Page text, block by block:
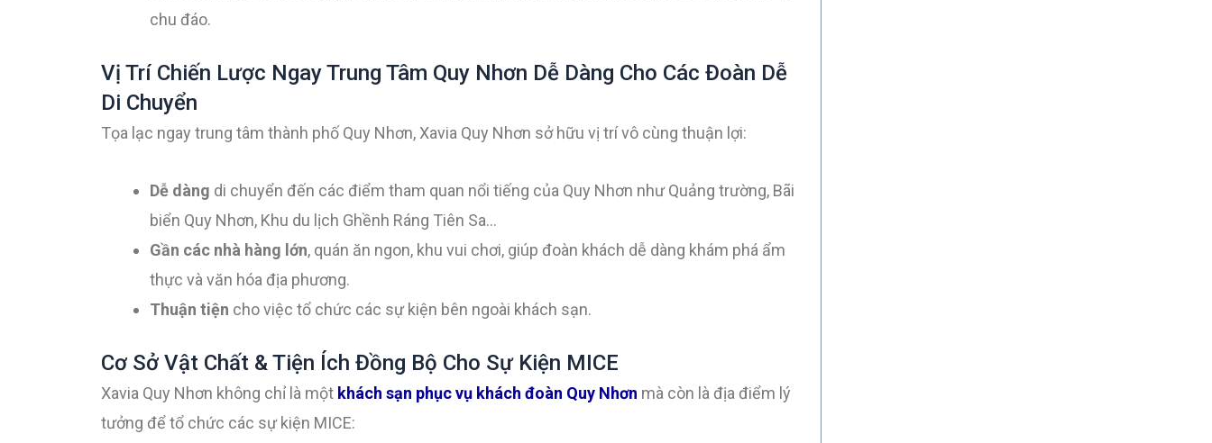
chu đáo.
Vị Trí Chiến Lược Ngay Trung Tâm Quy Nhơn Dễ Dàng Cho Các Đoàn Dễ
Di Chuyển
Tọa lạc ngay trung tâm thành phố Quy Nhơn, Xavia Quy Nhơn sở hữu vị trí vô cùng thuận lợi:
Dễ dàng di chuyển đến các điểm tham quan nổi tiếng của Quy Nhơn như Quảng trường, Bãi
biển Quy Nhơn, Khu du lịch Ghềnh Ráng Tiên Sa…
Gần các nhà hàng lớn, quán ăn ngon, khu vui chơi, giúp đoàn khách dễ dàng khám phá ẩm
thực và văn hóa địa phương.
Thuận tiện cho việc tổ chức các sự kiện bên ngoài khách sạn.
Cơ Sở Vật Chất & Tiện Ích Đồng Bộ Cho Sự Kiện MICE
Xavia Quy Nhơn không chỉ là một khách sạn phục vụ khách đoàn Quy Nhơn mà còn là địa điểm lý
tưởng để tổ chức các sự kiện MICE: